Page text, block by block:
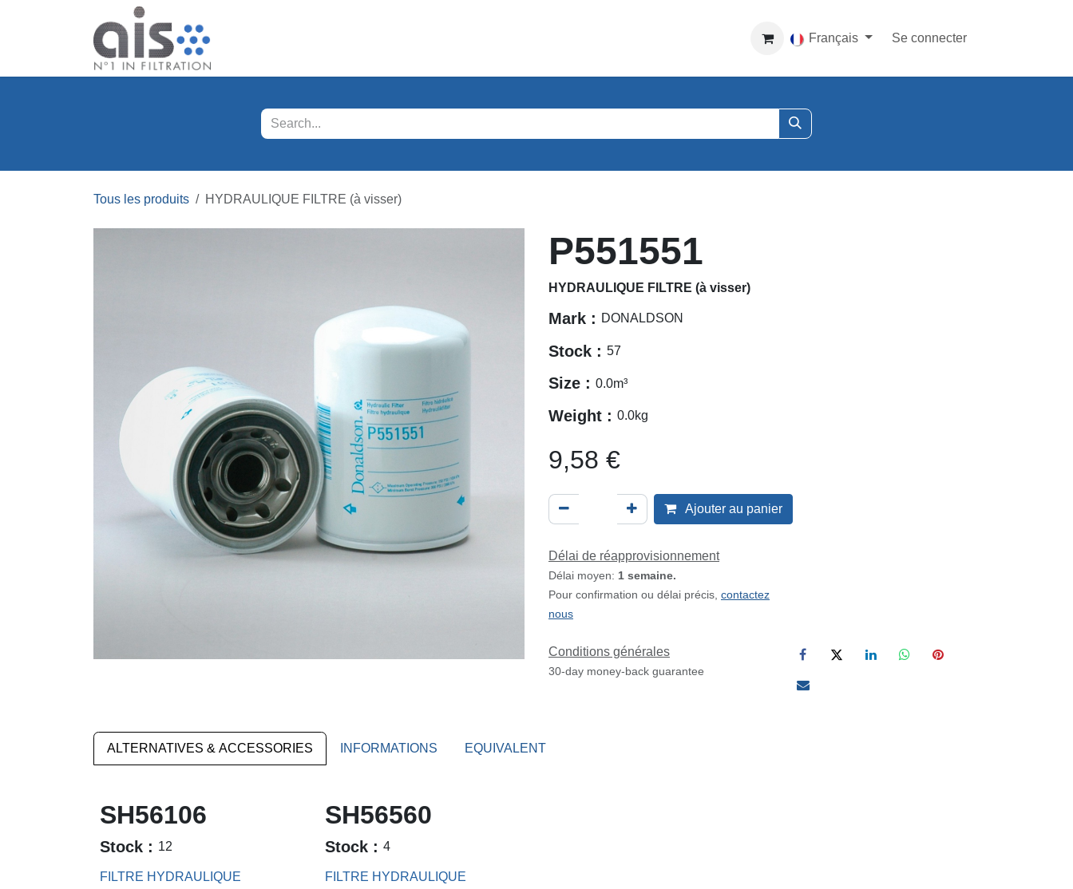
Français Se connecter
Tous les produits HYDRAULIQUE FILTRE (à visser)
P551551
HYDRAULIQUE FILTRE (à visser)
Mark : DONALDSON
Stock : 57
Size : 0.0m³
Weight : 0.0kg
9,58 €
Ajouter au panier
Délai de réapprovisionnement
Délai moyen: 1 semaine.
Pour confirmation ou délai précis, contactez
nous
Conditions générales
30-day money-back guarantee
ALTERNATIVES & ACCESSORIES INFORMATIONS EQUIVALENT
SH56106
Stock : 12
FILTRE HYDRAULIQUE
SH56560
Stock : 4
FILTRE HYDRAULIQUE